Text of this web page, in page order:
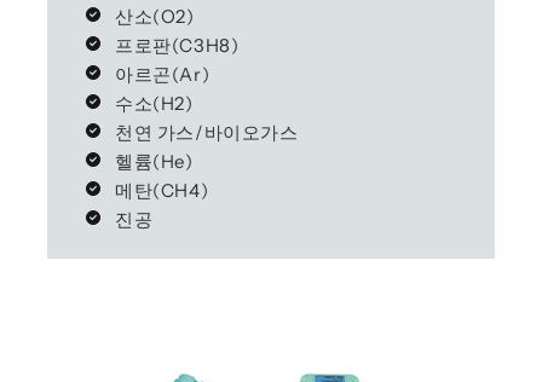
산소(O2)
프로판(C3H8)
아르곤(Ar)
수소(H2)
천연 가스/바이오가스
헬륨(He)
메탄(CH4)
진공